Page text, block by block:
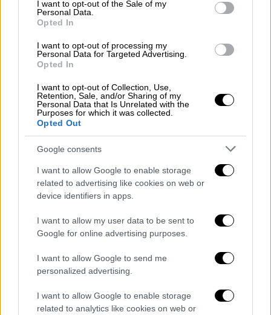
I want to opt-out of the Sale of my
Personal Data.
Opted In
I want to opt-out of processing my
Personal Data for Targeted Advertising.
Opted In
I want to opt-out of Collection, Use,
Retention, Sale, and/or Sharing of my
Personal Data that Is Unrelated with the
Purposes for which it was collected.
Opted Out
Google consents
I want to allow Google to enable storage
related to advertising like cookies on web or
device identifiers in apps.
I want to allow my user data to be sent to
Google for online advertising purposes.
I want to allow Google to send me
personalized advertising.
I want to allow Google to enable storage
related to analytics like cookies on web or
την απόψυξη το περιεχόμενο πρέπει να έχει
το χρώμα και την οσμή του νωπού
προϊόντος.
Τα αποψυγμένα αλιεύματα κατά την πώλησή
τους, πρέπει υποχρεωτικά να έχουν εμφανή
ένδειξη της αποψυγμένης κατάστασής τους,
στην ενδεικτική πινακίδα πώλησης, εκτός
από τις ενδείξεις στη συσκευασία τους.
Οστρακοειδή (π.χ. μύδια, κυδώνια,
γυαλιστερές, στρείδια, αχιβάδες,
χτένια)
Εφόσον πωλούνται με κέλυφος θα πρέπει να
είναι ζωντανά και αυτό φαίνεται από:
Τα κελύφη που πρέπει να είναι κλειστά
και να ανοίγουν πολύ δύσκολα ή αν είναι
μερικώς ανοιχτά με την ελάχιστη πίεση
πάνω στο κέλυφός τους να κλείνουν